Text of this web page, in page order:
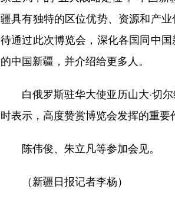
疆具有独特的区位优势、资源和产
待通过此次博览会，深化各国同中
的中国新疆，并介绍给更多人。
白俄罗斯驻华大使亚历山大·切尔
时表示，高度赞赏博览会发挥的重
陈伟俊、朱立凡等参加会见。
（新疆日报记者李杨）